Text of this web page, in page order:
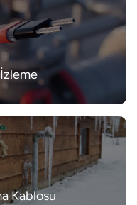
Kablosu